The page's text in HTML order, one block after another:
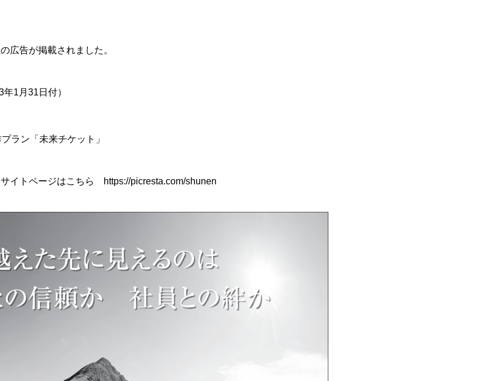
広告が掲載されました。
1月31日付）
ラン「未来チケット」
イトページはこちら https://picresta.com/shunen